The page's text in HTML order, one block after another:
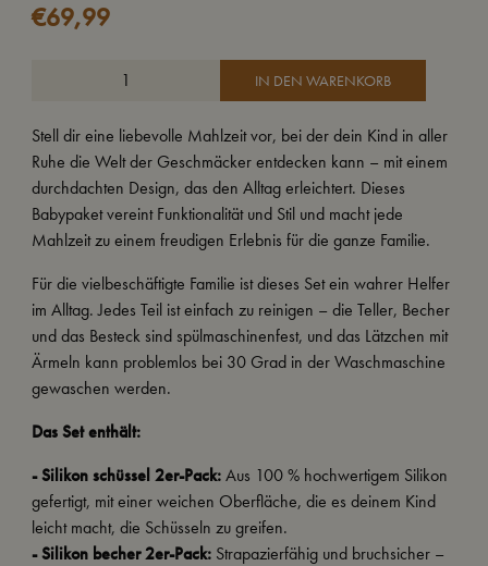
€69,99
IN DEN WARENKORB
Stell dir eine liebevolle Mahlzeit vor, bei der dein Kind in aller
Ruhe die Welt der Geschmäcker entdecken kann – mit einem
durchdachten Design, das den Alltag erleichtert. Dieses
Babypaket vereint Funktionalität und Stil und macht jede
Mahlzeit zu einem freudigen Erlebnis für die ganze Familie.
Für die vielbeschäftigte Familie ist dieses Set ein wahrer Helfer
im Alltag. Jedes Teil ist einfach zu reinigen – die Teller, Becher
und das Besteck sind spülmaschinenfest, und das Lätzchen mit
Ärmeln kann problemlos bei 30 Grad in der Waschmaschine
gewaschen werden.
Das Set enthält:
- Silikon schüssel 2er-Pack:Aus 100 % hochwertigem Silikon
gefertigt, mit einer weichen Oberfläche, die es deinem Kind
leicht macht, die Schüsseln zu greifen.
- Silikon becher 2er-Pack:Strapazierfähig und bruchsicher –